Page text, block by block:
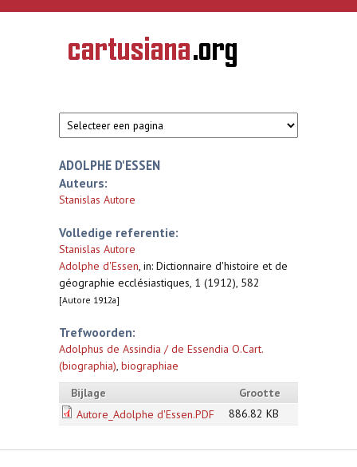
Overslaan en naar de inhoud gaan
CARTUSIANA
Geschiedenis
van de
ADOLPHE D'ESSEN
Auteurs:
Stanislas Autore
Volledige referentie:
Stanislas Autore
Adolphe d'Essen, in: Dictionnaire d'histoire et de
géographie ecclésiastiques, 1 (1912), 582
[Autore 1912a]
Trefwoorden:
Adolphus de Assindia / de Essendia O.Cart.
(biographia), biographiae
Bijlage
Grootte
Autore_Adolphe d'Essen.PDF
886.82 KB